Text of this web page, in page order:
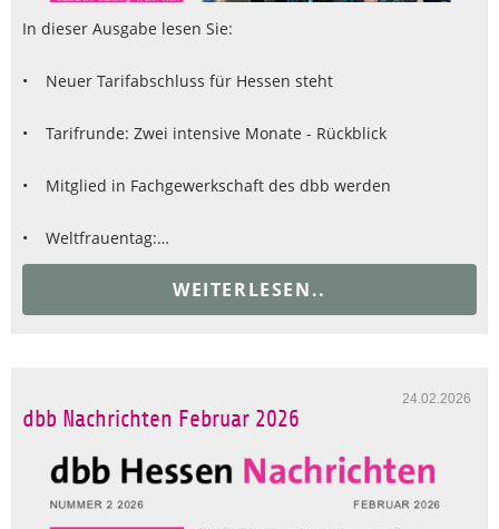
In dieser Ausgabe lesen Sie:
• Neuer Tarifabschluss für Hessen steht
• Tarifrunde: Zwei intensive Monate - Rückblick
• Mitglied in Fachgewerkschaft des dbb werden
• Weltfrauentag:…
WEITERLESEN..
24.02.2026
dbb Nachrichten Februar 2026